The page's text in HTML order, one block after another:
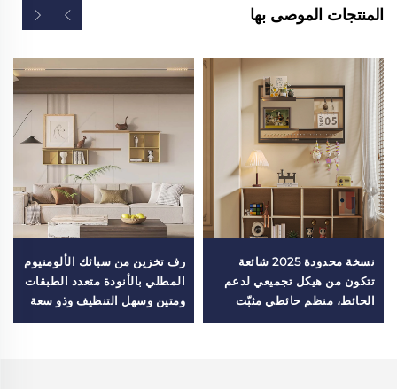
المنتجات الموصى بها
نسخة محدودة 2025 شائعة
تتكون من هيكل تجميعي لدعم
الحائط، منظم حائطي مثبّت
للشرفة
رف تخزين من سبائك الألومنيوم
المطلي بالأنودة متعدد الطبقات
ومتين وسهل التنظيف وذو سعة
كبيرة للمنزل أو المكتب أو ورشة